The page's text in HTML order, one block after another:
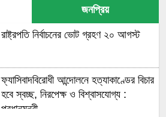
জনপ্রিয়
রাষ্ট্রপতি নির্বাচনের ভোট গ্রহণ ২০ আগস্ট
ফ্যাসিবাদবিরোধী আন্দোলনে হত্যাকাণ্ডের বিচার
হবে স্বচ্ছ, নিরপেক্ষ ও বিশ্বাসযোগ্য :
প্রধানমন্ত্রী